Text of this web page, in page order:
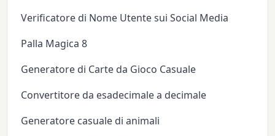
Verificatore di Nome Utente sui Social Media
Palla Magica 8
Generatore di Carte da Gioco Casuale
Convertitore da esadecimale a decimale
Generatore casuale di animali